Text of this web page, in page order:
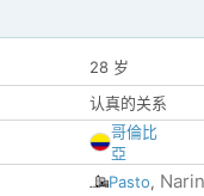
28 岁
认真的关系
哥倫比
亞
Pasto,